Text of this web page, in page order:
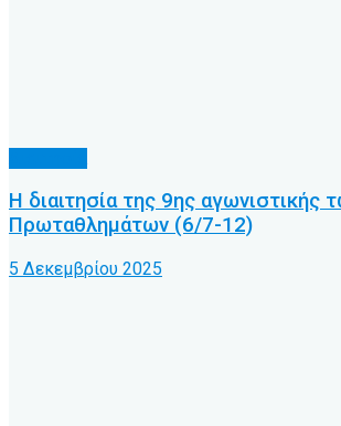
Η διαιτησία της 9ης αγωνιστικής
Πρωταθλημάτων (6/7-12)
5 Δεκεμβρίου 2025